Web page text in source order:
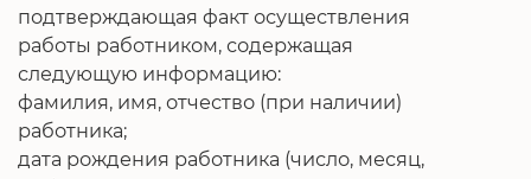
подтверждающая факт осуществления
работы работником, содержащая
следующую информацию:
фамилия, имя, отчество (при наличии)
работника;
дата рождения работника (число, месяц,